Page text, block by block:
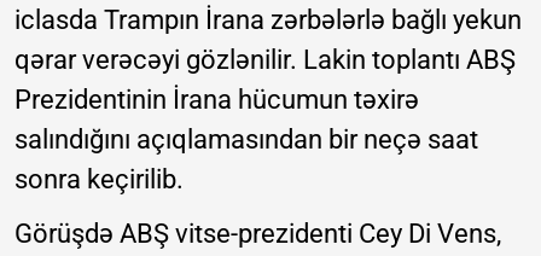
iclasda Trampın İrana zərbələrlə bağlı yekun
qərar verəcəyi gözlənilir. Lakin toplantı ABŞ
Prezidentinin İrana hücumun təxirə
salındığını açıqlamasından bir neçə saat
sonra keçirilib.
Görüşdə ABŞ vitse-prezidenti Cey Di Vens,